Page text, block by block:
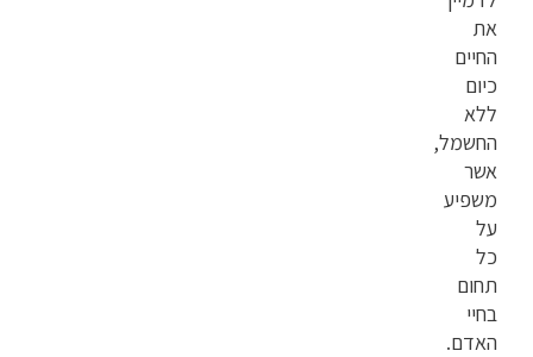
את
החיים
כיום
ללא
החשמל,
אשר
משפיע
על
כל
תחום
בחיי
האדם.